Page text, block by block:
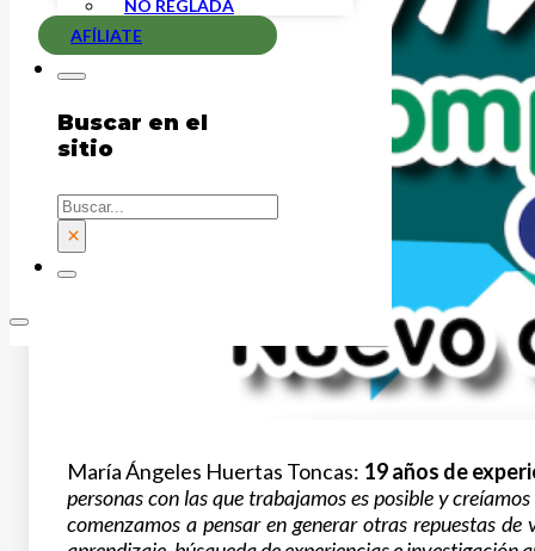
NO REGLADA
AFÍLIATE
Buscar en el
sitio
Buscar
×
María Ángeles Huertas Toncas: 19 años de
personas con las que trabajamos es posible y
comenzamos a pensar en generar otras repuestas